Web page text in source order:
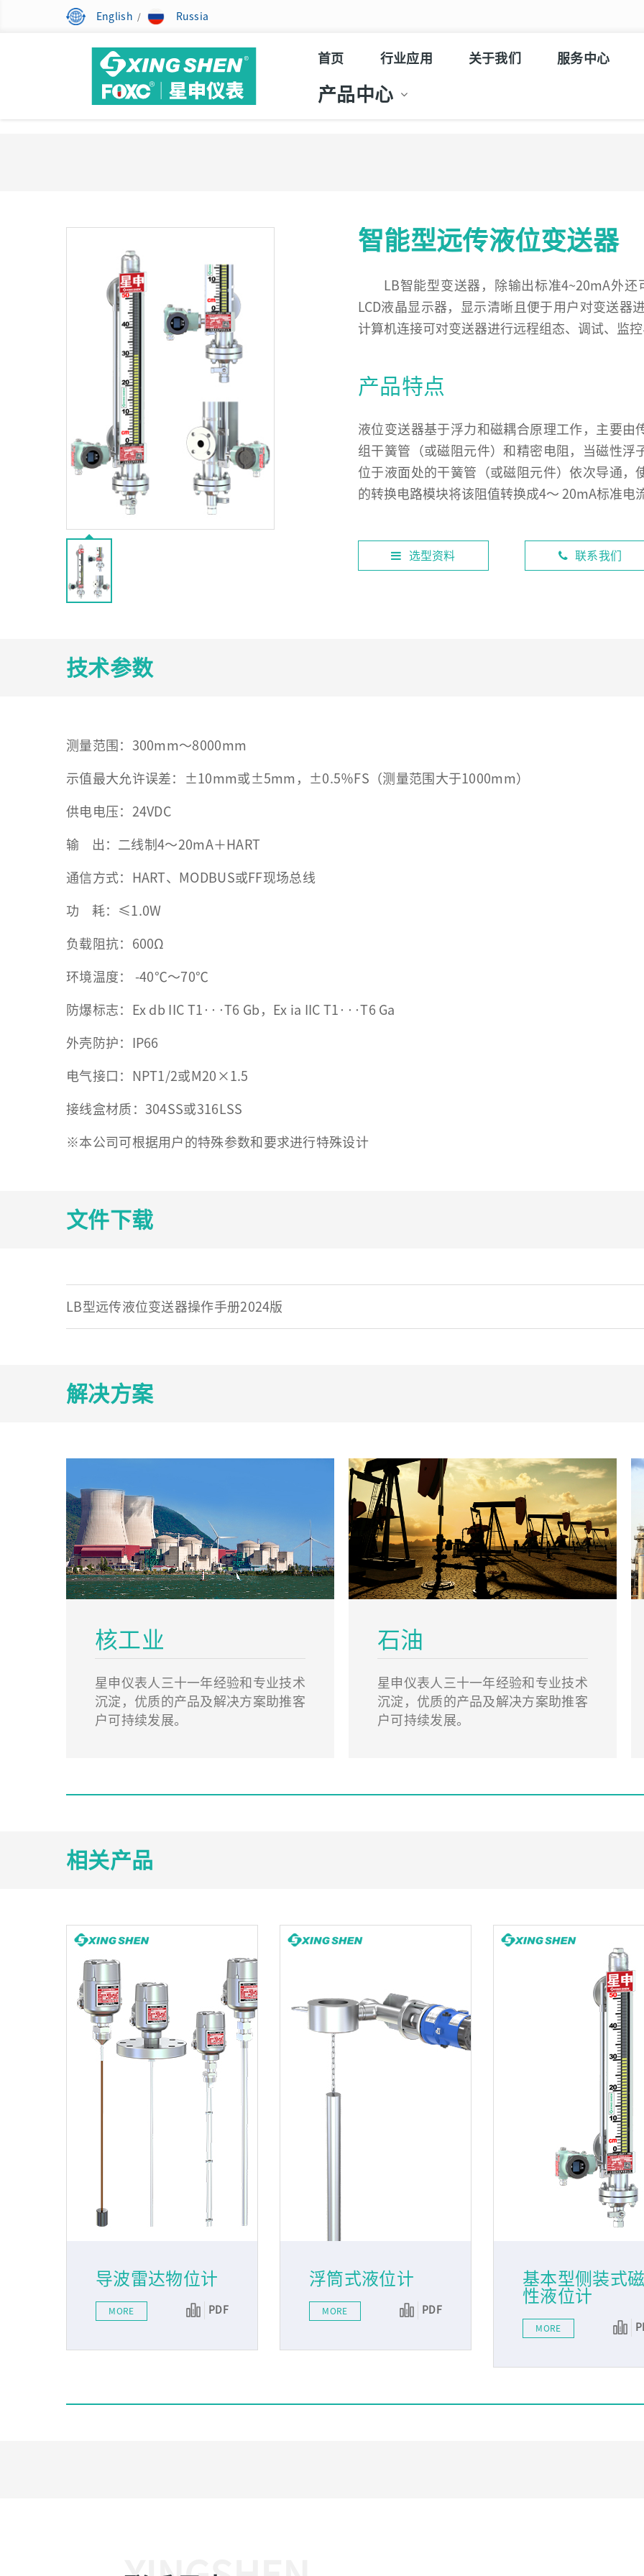
English / Russia
首页 行业应用 关于我们 服务中心
产品中心
智能型远传液位变送器
LB智能型变送器，除输出标准4~20mA外
LCD液晶显示器，显示清晰且便于用户对变送
计算机连接可对变送器进行远程组态、调试、监
产品特点
液位变送器基于浮力和磁耦合原理工作，主要
组干簧管（或磁阻元件）和精密电阻，当磁性
位于液面处的干簧管（或磁阻元件）依次导通
的转换电路模块将该阻值转换成4～ 20mA标准电
选型资料 联系我们
技术参数
测量范围：300mm～8000mm
示值最大允许误差：±10mm或±5mm，±0.5％FS（测量范围大于1000mm）
供电电压：24VDC
输 出：二线制4～20mA＋HART
通信方式：HART、MODBUS或FF现场总线
功 耗：≤1.0W
负载阻抗：600Ω
环境温度： -40℃～70℃
防爆标志：Ex db IIC T1···T6 Gb，Ex ia IIC T1···T6 Ga
外壳防护：IP66
电气接口：NPT1/2或M20×1.5
接线盒材质：304SS或316LSS
※本公司可根据用户的特殊参数和要求进行特殊设计
文件下载
LB型远传液位变送器操作手册2024版
解决方案
核工业
星申仪表人三十一年经验和专业技术
沉淀，优质的产品及解决方案助推客
户可持续发展。
石油
星申仪表人三十一年经验和专业技术
沉淀，优质的产品及解决方案助推客
户可持续发展。
相关产品
导波雷达物位计
MORE PDF
浮筒式液位计
MORE PDF
基本型侧装式
性液位计
MORE